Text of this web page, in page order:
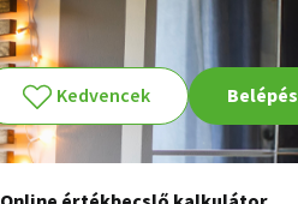
Kedvencek Belépés